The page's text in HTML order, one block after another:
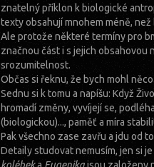
znatelný příklon k biologické
texty obsahují mnohem méně, než
Ale protože některé termíny pro
značnou část i s jejich
srozumitelnost.
Občas si řeknu, že bych mohl
Sednu si k tomu a napíšu: Když
hromadí změny, vyvíjejí se,
(biologickou)..., paměť a míra
Pak všechno zase zavřu a jdu od
Detaily studovat nemusím, jen si